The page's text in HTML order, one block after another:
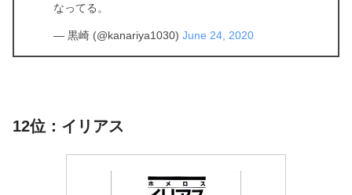
なってる。
— 黒崎 (@kanariya1030) June 24, 2020
12位：イリアス